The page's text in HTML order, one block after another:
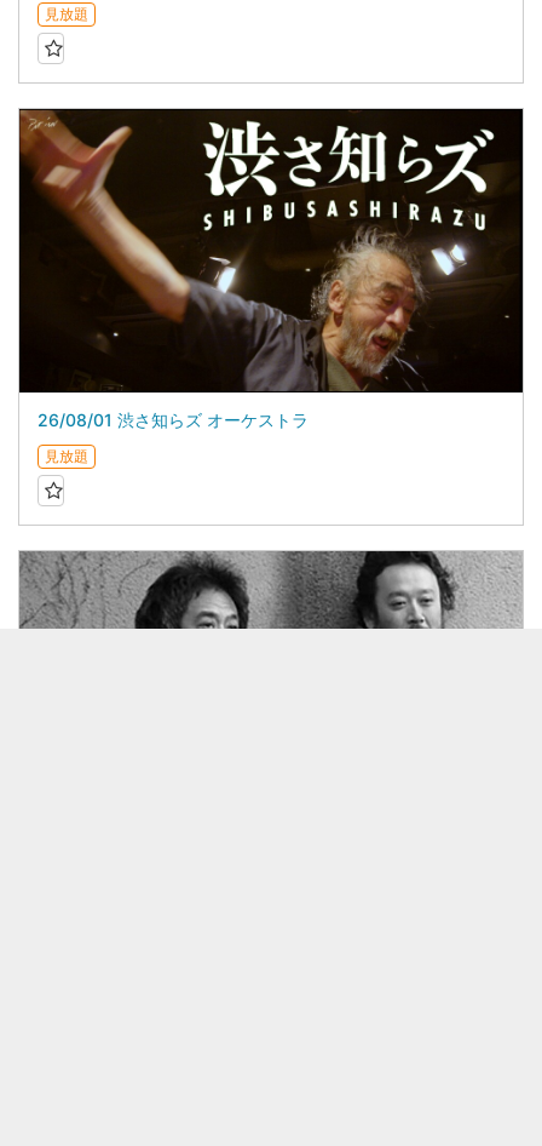
見放題
26/08/01 渋さ知らズ オーケストラ
見放題